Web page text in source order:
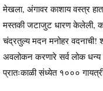
मेखला, अंगावर काशाय वस्त्र
मस्तकी जटाजुट धारण केलेली,
चंद्रतुल्य मदन मनोहर वदनाची!
अवलोकन करणारे सर्व लोक धन्य
प्रातःकाळी संध्येत १०००